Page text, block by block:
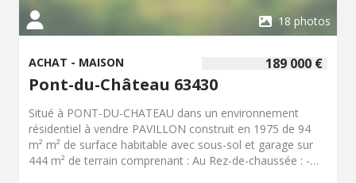
18 photos
189 000 €
ACHAT - MAISON
Pont-du-Château 63430
Situé à PONT-DU-CHATEAU dans un environnement
résidentiel à vendre PAVILLON construit en 1975 de 94
m² m² de surface habitable avec sous-sol et garage sur
444 m² de terrain comprenant : Au Rez-de-chaussée : -